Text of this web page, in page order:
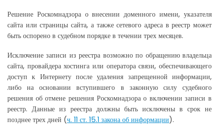
Решение Роскомнадзора о внесении доменного имени, указателя
сайта или страницы сайта, а также сетевого адреса в реестр может
быть оспорено в судебном порядке в течении трех месяцев.
Исключение записи из реестра возможно по обращению владельца
сайта, провайдера хостинга или оператора связи, обеспечивающего
доступ к Интернету после удаления запрещенной информации,
либо на основании вступившего в законную силу судебного
решения об отмене решения Роскомнадзора о включении записи в
реестр. Данные из реестра должны быть исключены в срок не
позднее трех дней (ч. 11 ст. 15.1 закона об информации).